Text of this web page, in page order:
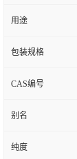
用途
包装规格
CAS编号
别名
纯度